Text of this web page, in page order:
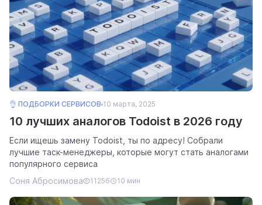
👌 ПОДБОРКИ СЕРВИСОВ 10 марта, 2025
10 лучших аналогов Todoist в 2026 году
Если ищешь замену Todoist, ты по адресу! Собрали
лучшие таск-менеджеры, которые могут стать аналогами
популярного сервиса
Соня Абросимова
11256 10 мин